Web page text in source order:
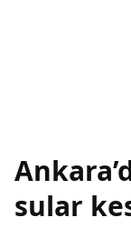
sular